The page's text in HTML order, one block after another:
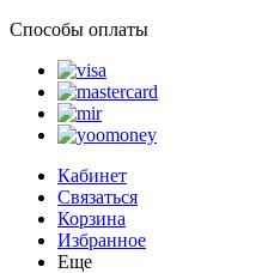
Способы оплаты
Кабинет
Связаться
Корзина
Избранное
Еще